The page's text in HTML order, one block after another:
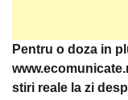
Pentru o doza in
stiri reale la zi